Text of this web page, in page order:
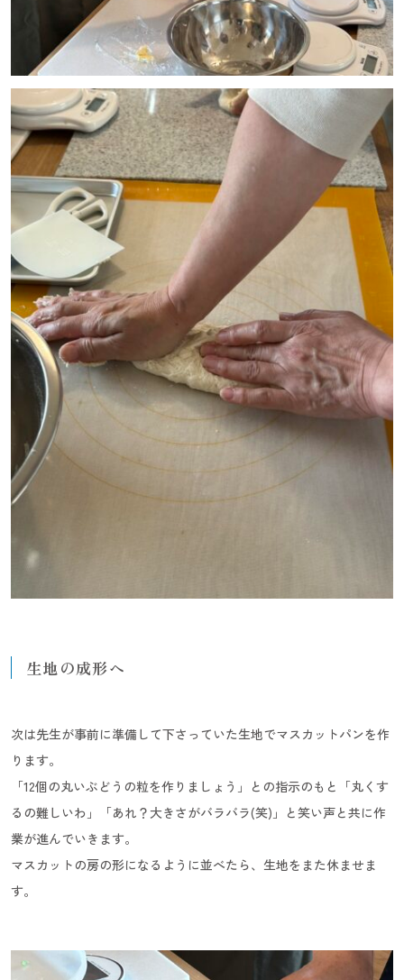
生地の成形へ
次は先生が事前に準備して下さっていた生地でマスカットパンを作
ります。
「12個の丸いぶどうの粒を作りましょう」との指示のもと「丸くす
るの難しいわ」「あれ？大きさがバラバラ(笑)」と笑い声と共に作
業が進んでいきます。
マスカットの房の形になるように並べたら、生地をまた休ませま
す。